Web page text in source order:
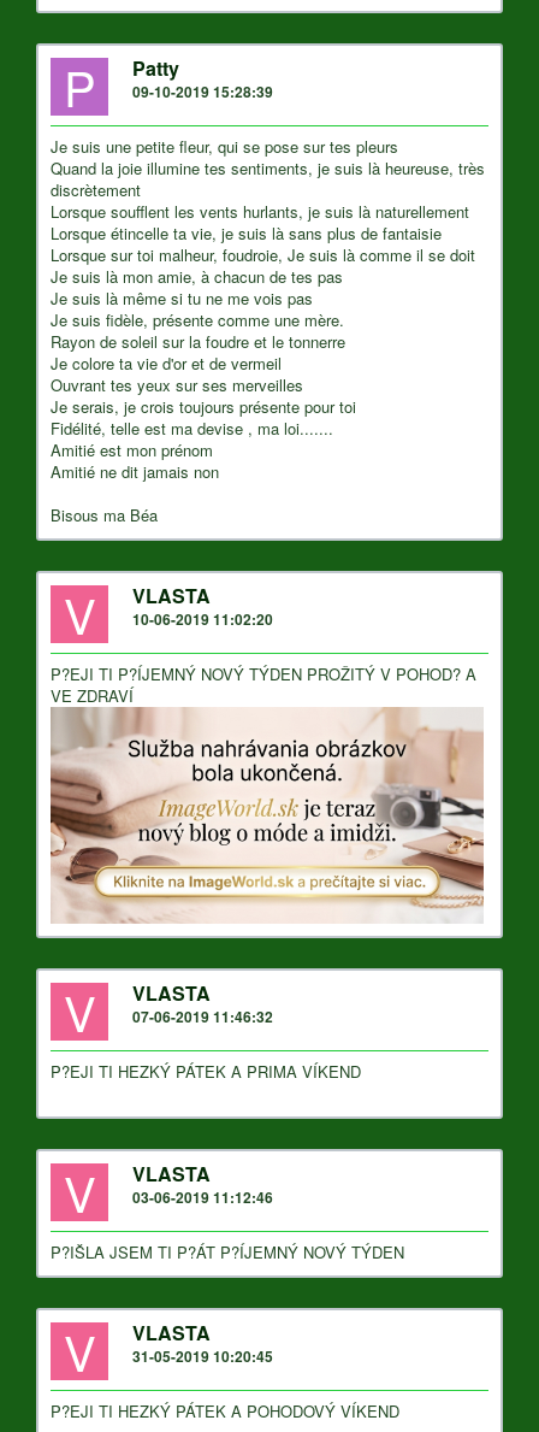
P Patty
09-10-2019 15:28:39
Je suis une petite fleur, qui se pose sur tes pleurs
Quand la joie illumine tes sentiments, je suis là heureuse, très
discrètement
Lorsque soufflent les vents hurlants, je suis là naturellement
Lorsque étincelle ta vie, je suis là sans plus de fantaisie
Lorsque sur toi malheur, foudroie, Je suis là comme il se doit
Je suis là mon amie, à chacun de tes pas
Je suis là même si tu ne me vois pas
Je suis fidèle, présente comme une mère.
Rayon de soleil sur la foudre et le tonnerre
Je colore ta vie d'or et de vermeil
Ouvrant tes yeux sur ses merveilles
Je serais, je crois toujours présente pour toi
Fidélité, telle est ma devise , ma loi.......
Amitié est mon prénom
Amitié ne dit jamais non
Bisous ma Béa
V VLASTA
10-06-2019 11:02:20
P?EJI TI P?ÍJEMNÝ NOVÝ TÝDEN PROŽITÝ V POHOD? A
VE ZDRAVÍ
V VLASTA
07-06-2019 11:46:32
P?EJI TI HEZKÝ PÁTEK A PRIMA VÍKEND
V VLASTA
03-06-2019 11:12:46
P?IŠLA JSEM TI P?ÁT P?ÍJEMNÝ NOVÝ TÝDEN
V VLASTA
31-05-2019 10:20:45
P?EJI TI HEZKÝ PÁTEK A POHODOVÝ VÍKEND